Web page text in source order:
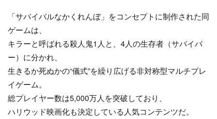
「サバイバルなかくれんぼ」をコンセプトに制作された同
ゲームは、
キラーと呼ばれる殺人鬼1人と、4人の生存者（サバイバ
ー）に分かれ、
生きるか死ぬかの“儀式”を繰り広げる非対称型マルチプレ
イゲーム。
総プレイヤー数は5,000万人を突破しており、
ハリウッド映画化も決定している人気コンテンツだ。